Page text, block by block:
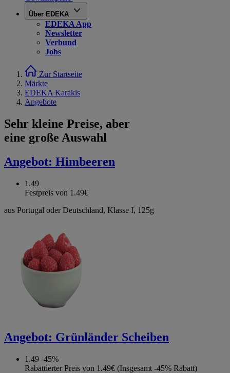
Über EDEKA
EDEKA App
Newsletter
Verbund
Jobs
Zur Startseite
Märkte
EDEKA Karakis
Angebote
Sehr kleine Preise, aber
eine große Auswahl
Angebot: Himbeeren
1.49
Festpreis von 1.49€
aus Portugal oder Deutschland, Klasse I, 125g
Angebot: Grünländer Scheiben
1.49 -45%
Rabattierter Preis von 1.49€ (Insgesamt -45% Rabatt)